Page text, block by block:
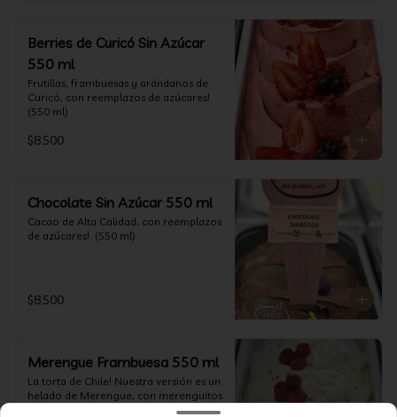
Berries de Curicó Sin Azúcar
550 ml
Frutillas, frambuesas y arándanos de
Curicó, con reemplazos de azúcares!
(550 ml)
$8.500
Chocolate Sin Azúcar 550 ml
Cacao de Alta Calidad, con reemplazos
de azúcares!  (550 ml)
$8.500
Merengue Frambuesa 550 ml
La torta de Chile! Nuestra versión es un
helado de Merengue, con merenguitos
duros y con pepitas de frambuesa!